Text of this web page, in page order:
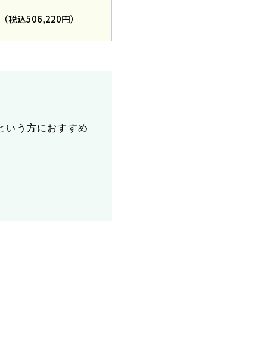
請求
（税込506,220円）
いう方におすすめ